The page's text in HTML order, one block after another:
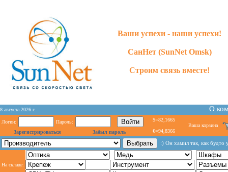
Ваши успехи - наши успехи!
СанНет (SunNet Omsk)
Строим связь вместе!
8 августа 2026 г. О
Логин:
Пароль:
Зарегистрироваться
Забыл пароль
$=82,1665
€=94,8366
Ваша корзина
:) Он хамил так, как будто
На складе: